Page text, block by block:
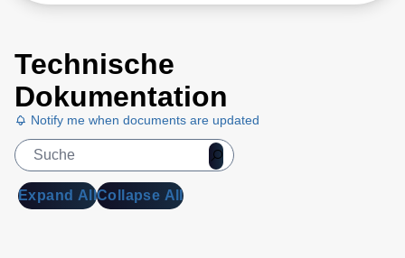
Technische
Dokumentation
Notify me when documents are updated
Expand AllCollapse All